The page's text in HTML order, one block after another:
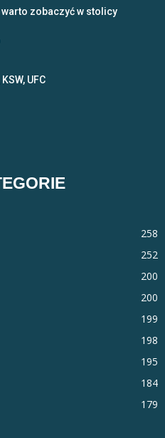
zobaczyć w stolicy
UFC
258
252
200
200
199
198
195
184
179